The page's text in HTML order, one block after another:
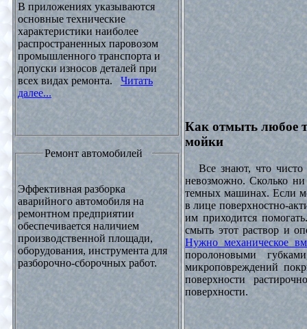
В приложениях указываются
основные технические
характеристики наиболее
распространенных паровозом
промышленного транспорта и
допуски износов деталей при
всех видах ремонта. Читать
далее...
Ремонт автомобилей
Эффективная разборка
аварийного автомобиля на
ремонтном предприятии
обеспечивается наличием
производственной площади,
оборудования, инструмента для
разборочно-сборочных работ.
Как отмыть любое
мойки
Все знают, что чисто
невозможно. Сколько
темных машинах. Если
в лице поверхностно-
им приходится
смыть этот раствор и
Нужно механическое
поролоновыми
микроповреждений
поверхности
поверхности.